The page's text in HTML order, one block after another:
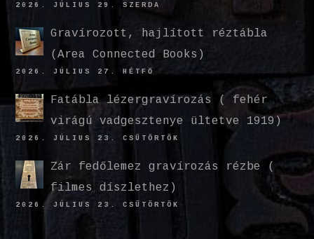
2026. JÚLIUS 29. SZERDA
Gravírozott, hajlított réztábla
(Area Connected Books)
2026. JÚLIUS 27. HÉTFŐ
Fatábla lézergravírozás ( fehér
virágú vadgesztenye ültetve 1919)
2026. JÚLIUS 23. CSÜTÖRTÖK
Zár fedőlemez gravírozás rézbe (
filmes díszlethez)
2026. JÚLIUS 23. CSÜTÖRTÖK